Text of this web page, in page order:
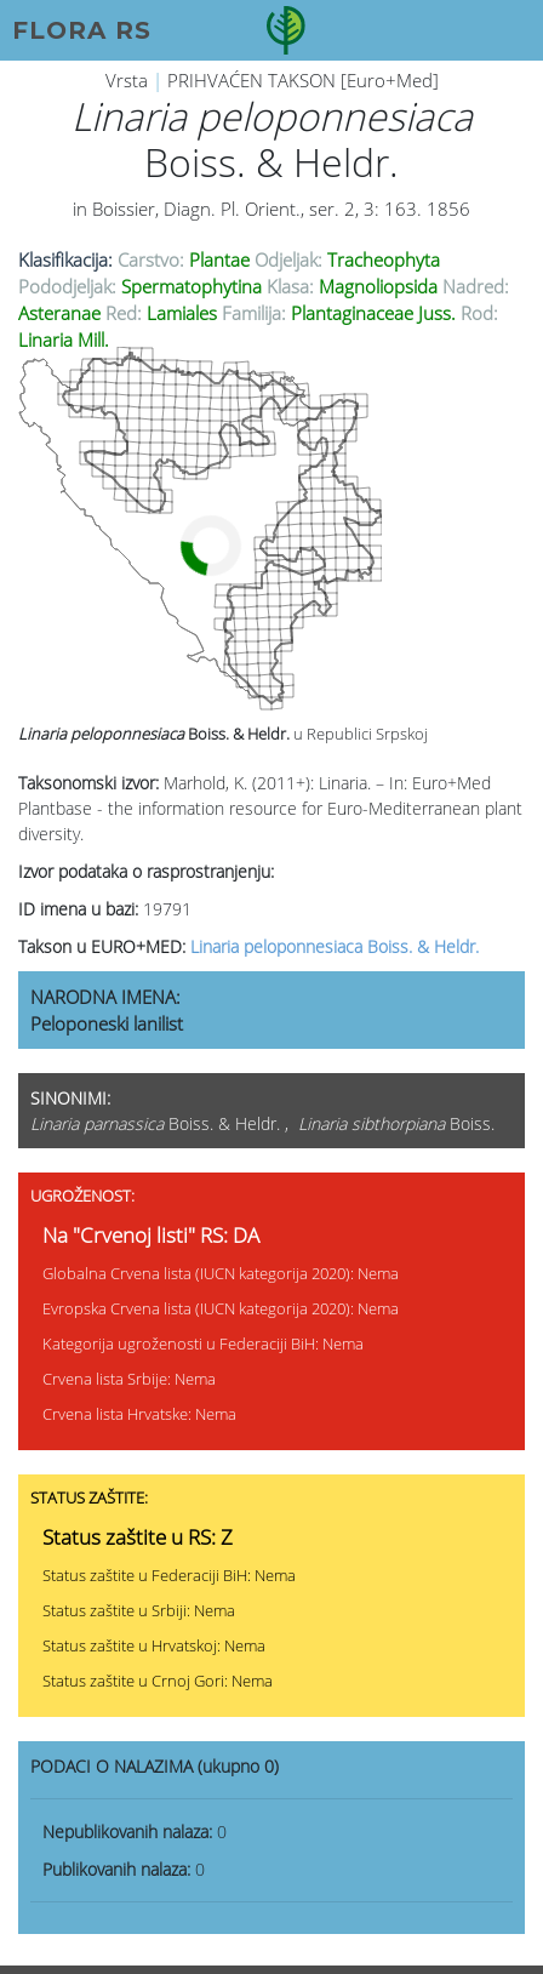
FLORA RS
Vrsta | PRIHVAĆEN TAKSON [Euro+Med]
Linaria peloponnesiaca
Boiss. & Heldr.
in Boissier, Diagn. Pl. Orient., ser. 2, 3: 163. 1856
Klasifikacija: Carstvo: Plantae Odjeljak: Tracheophyta
Pododjeljak: Spermatophytina Klasa: Magnoliopsida Nadred:
Asteranae Red: Lamiales Familija: Plantaginaceae Juss. Rod:
Linaria Mill.
Taksonomski izvor: Marhold, K. (2011+): Linaria. – In: Euro+Med
Plantbase - the information resource for Euro-Mediterranean plant
diversity.
Izvor podataka o rasprostranjenju:
ID imena u bazi: 19791
Takson u EURO+MED: Linaria peloponnesiaca Boiss. & Heldr.
Linaria peloponnesiacaBoiss. & Heldr. u Republici Srpskoj
NARODNA IMENA:
Peloponeski lanilist
SINONIMI:
Linaria parnassicaBoiss. & Heldr. , Linaria sibthorpianaBoiss.
UGROŽENOST:
Na "Crvenoj listi" RS: DA
Globalna Crvena lista (IUCN kategorija 2020): Nema
Evropska Crvena lista (IUCN kategorija 2020): Nema
Kategorija ugroženosti u Federaciji BiH: Nema
Crvena lista Srbije: Nema
Crvena lista Hrvatske: Nema
STATUS ZAŠTITE:
Status zaštite u RS: Z
Status zaštite u Federaciji BiH: Nema
Status zaštite u Srbiji: Nema
Status zaštite u Hrvatskoj: Nema
Status zaštite u Crnoj Gori: Nema
PODACI O NALAZIMA (ukupno 0)
Nepublikovanih nalaza: 0
Publikovanih nalaza: 0